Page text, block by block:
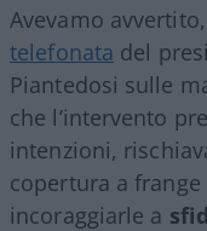
Avevamo avvertito,
telefonata del
Piantedosi sulle
che l’intervento
intenzioni,
copertura a
incoraggiarle a